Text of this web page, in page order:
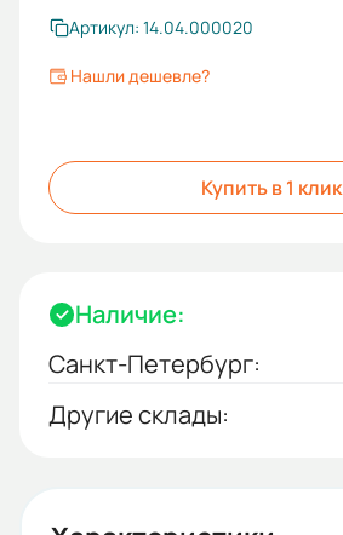
Артикул: 14.04.000020
Нашли дешевле?
Купить в 1 клик
Наличие:
Санкт-Петербург:
Другие склады: